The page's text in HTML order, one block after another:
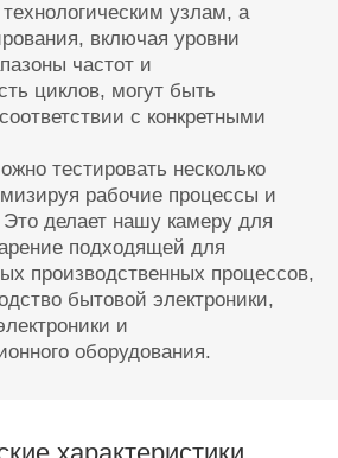
узлам, а
включая уровни
частот и
циклов, могут быть
с конкретными
тестировать несколько
рабочие процессы и
делает нашу камеру для
подходящей для
производственных процессов,
бытовой электроники,
и
оборудования.